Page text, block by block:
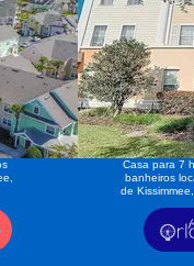
Casa para 7
banheiros
de